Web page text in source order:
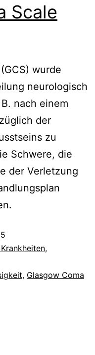
Scale
wurde
neurologisch
nach einem
der
zu
Schwere, die
der Verletzung
,
, Glasgow Coma